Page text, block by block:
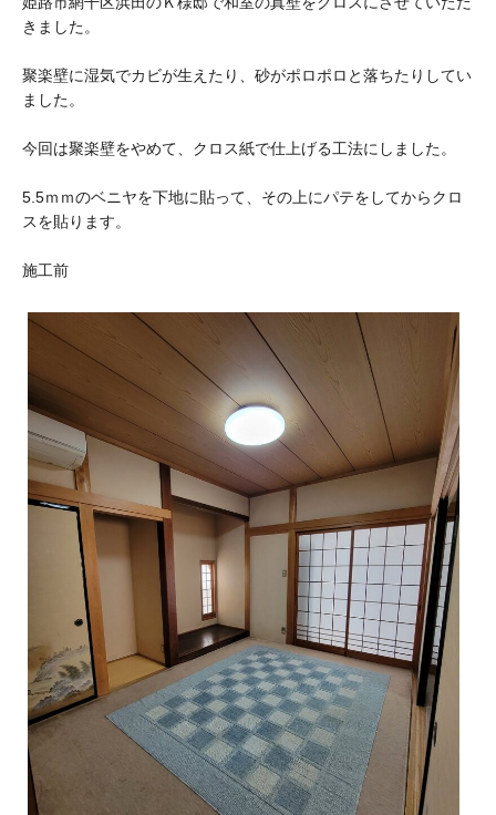
きました。
聚楽壁に湿気でカビが生えたり、砂がポロポロと落ちたりしてい
ました。
今回は聚楽壁をやめて、クロス紙で仕上げる工法にしました。
5.5ｍｍのベニヤを下地に貼って、その上にパテをしてからクロ
スを貼ります。
施工前